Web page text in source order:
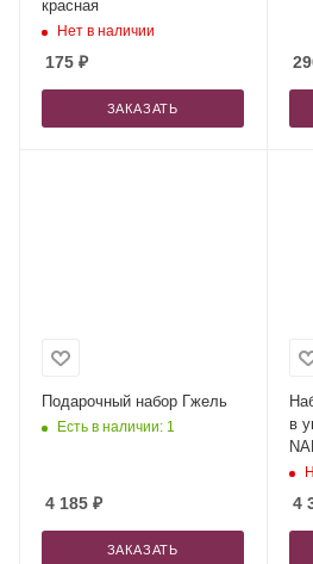
красная
Нет в наличии
175 ₽
ЗАКАЗАТЬ
Подарочный набор Гжель
Есть в наличии: 1
4 185 ₽
ЗАКАЗАТЬ
в
4